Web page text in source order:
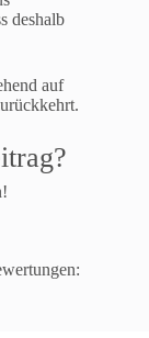
deshalb
auf